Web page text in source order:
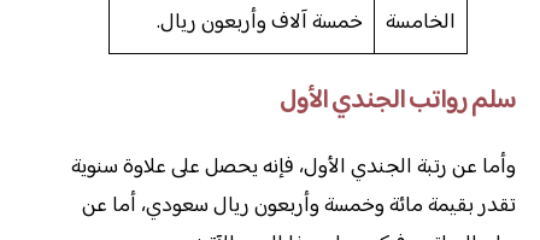
الخامسة خمسة آلاف وأربعون ريال.
سلم رواتب الجندي الأول
وأما عن رتبة الجندي الأول، فإنه يحصل على علاوة سنوية
تقدر بقيمة مائة وخمسة وأربعون ريال سعودي، أما عن